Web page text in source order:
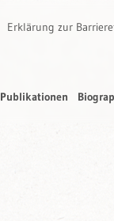
Erklärung zur
Publikationen